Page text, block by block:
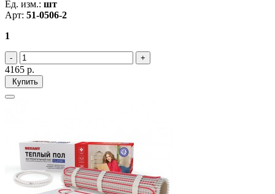
Ед. изм.: шт
Арт: 51-0506-2
1
4165 р.
Купить